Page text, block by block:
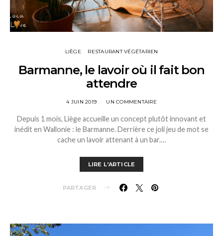
LIÈGE RESTAURANT VÉGÉTARIEN
Barmanne, le lavoir où il fait bon
attendre
4 JUIN 2019 UN COMMENTAIRE
Depuis 1 mois, Liège accueille un concept plutôt innovant et
inédit en Wallonie : le Barmanne. Derrière ce joli jeu de mot se
cache un lavoir attenant à un bar.…
LIRE L'ARTICLE
PARTAGER